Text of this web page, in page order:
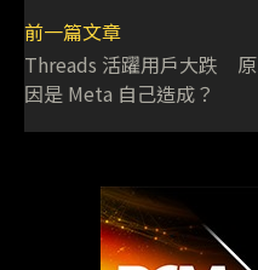
前一篇文章
Threads 活躍用戶大跌 原
因是 Meta 自己造成？